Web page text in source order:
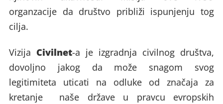
organzacije da društvo približi ispunjenju tog
cilja.
Vizija Civilnet-a je izgradnja civilnog društva,
dovoljno jakog da može snagom svog
legitimiteta uticati na odluke od značaja za
kretanje naše države u pravcu evropskih